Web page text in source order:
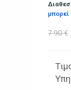
μπορεί
7.90€